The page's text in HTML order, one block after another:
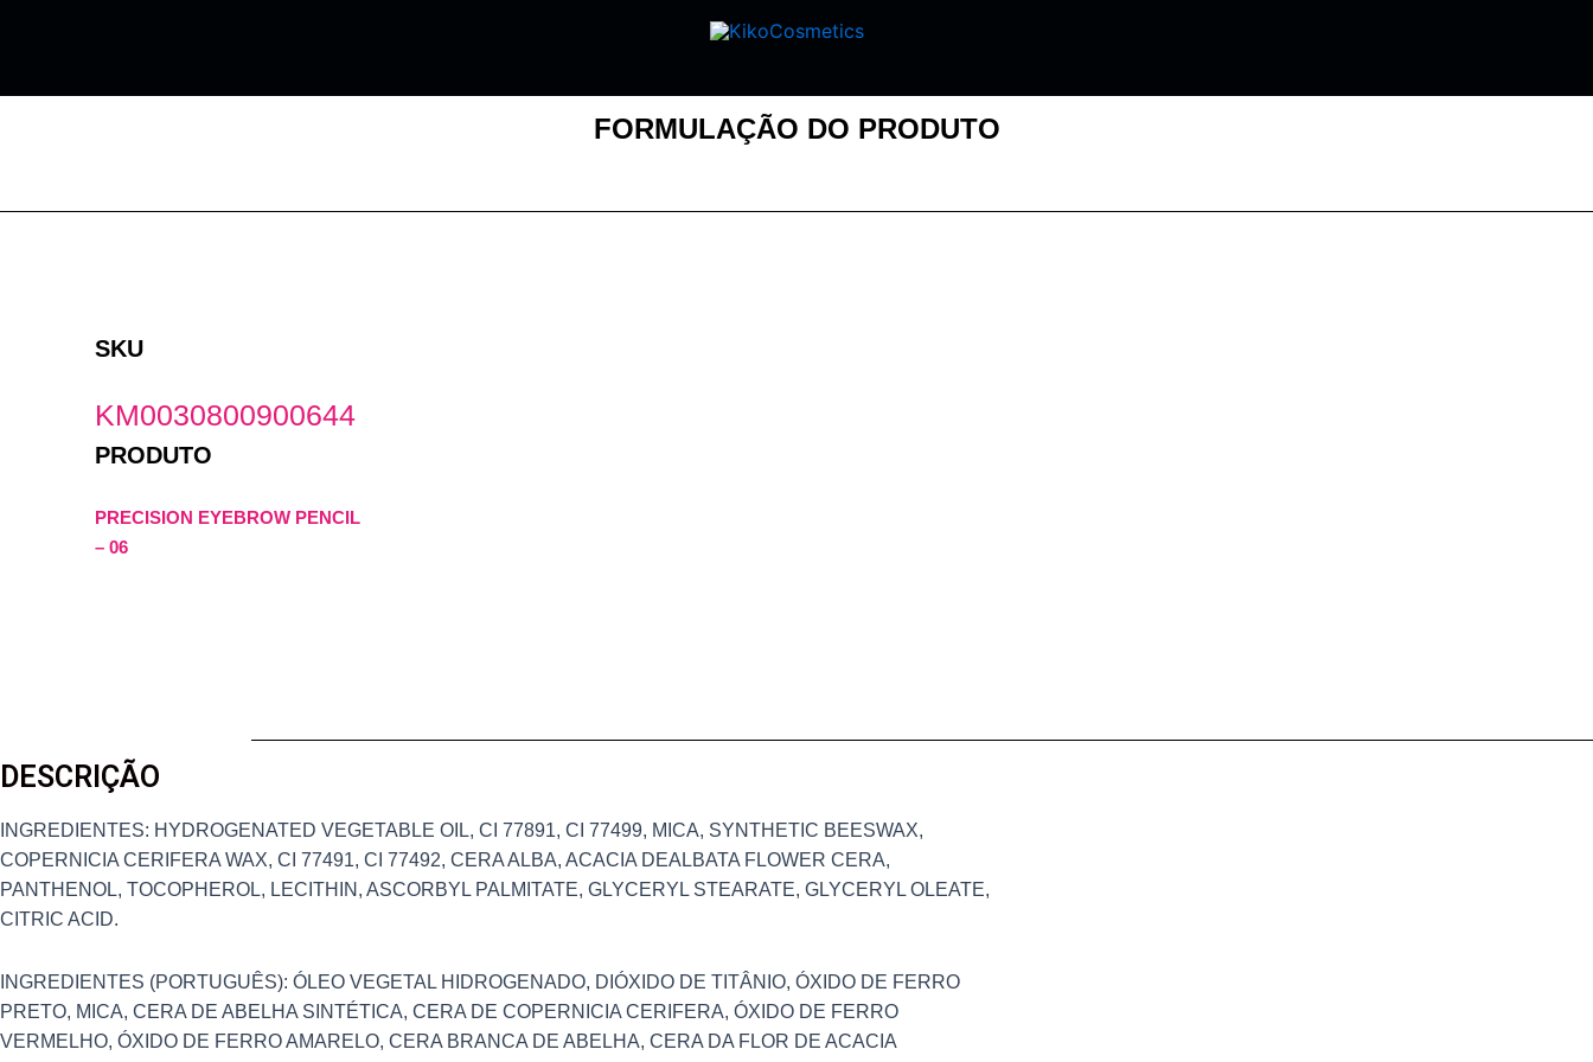
conteúdo
FORMULAÇÃO DO PRODUTO
SKU
KM0030800900644
PRODUTO
PRECISION EYEBROW PENCIL
– 06
DESCRIÇÃO
INGREDIENTES: HYDROGENATED VEGETABLE OIL, CI 77891, CI 77499, MICA, SYNTHETIC BEESWAX,
COPERNICIA CERIFERA WAX, CI 77491, CI 77492, CERA ALBA, ACACIA DEALBATA FLOWER CERA,
PANTHENOL, TOCOPHEROL, LECITHIN, ASCORBYL PALMITATE, GLYCERYL STEARATE, GLYCERYL OLEATE,
CITRIC ACID.
INGREDIENTES (PORTUGUÊS): ÓLEO VEGETAL HIDROGENADO, DIÓXIDO DE TITÂNIO, ÓXIDO DE FERRO
PRETO, MICA, CERA DE ABELHA SINTÉTICA, CERA DE COPERNICIA CERIFERA, ÓXIDO DE FERRO
VERMELHO, ÓXIDO DE FERRO AMARELO, CERA BRANCA DE ABELHA, CERA DA FLOR DE ACACIA